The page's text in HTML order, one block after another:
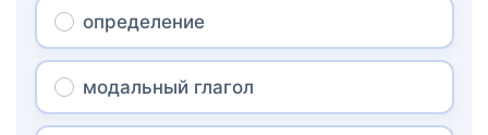
определение
модальный глагол